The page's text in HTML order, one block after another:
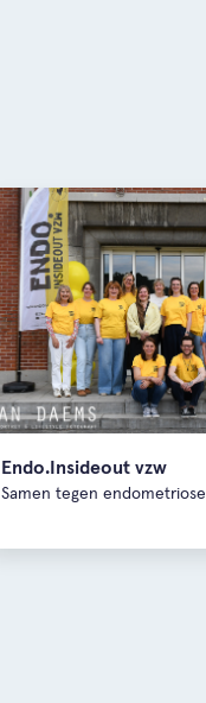
Endo.Insideout vzw
Samen tegen endometriose